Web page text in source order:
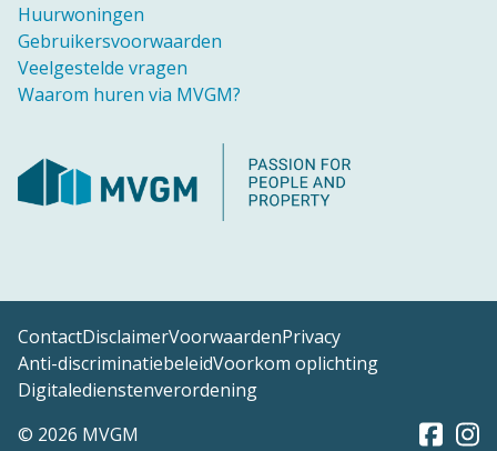
Huurwoningen
Gebruikersvoorwaarden
Veelgestelde vragen
Waarom huren via MVGM?
ContactDisclaimerVoorwaardenPrivacy
Anti-discriminatiebeleidVoorkom oplichting
Digitaledienstenverordening
© 2026 MVGM